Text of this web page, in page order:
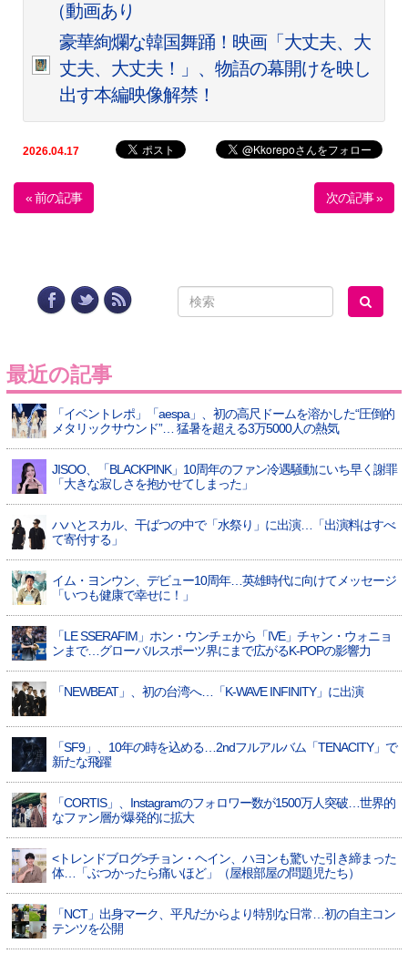
（動画あり
豪華絢爛な韓国舞踊！映画「大丈夫、大
丈夫、大丈夫！」、物語の幕開けを映し
出す本編映像解禁！
2026.04.17
« 前の記事 次の記事 »
最近の記事
「イベントレポ」「aespa」、初の高尺ドームを溶かした“圧倒的
メタリックサウンド”… 猛暑を超える3万5000人の熱気
JISOO、「BLACKPINK」10周年のファン冷遇騒動にいち早く謝罪
「大きな寂しさを抱かせてしまった」
ハハとスカル、干ばつの中で「水祭り」に出演…「出演料はすべ
て寄付する」
イム・ヨンウン、デビュー10周年…英雄時代に向けてメッセージ
「いつも健康で幸せに！」
「LE SSERAFIM」ホン・ウンチェから「IVE」チャン・ウォニョ
ンまで…グローバルスポーツ界にまで広がるK-POPの影響力
「NEWBEAT」、初の台湾へ…「K-WAVE INFINITY」に出演
「SF9」、10年の時を込める…2ndフルアルバム「TENACITY」で
新たな飛躍
「CORTIS」、Instagramのフォロワー数が1500万人突破…世界的
なファン層が爆発的に拡大
<トレンドブログ>チョン・ヘイン、ハヨンも驚いた引き締まった
体…「ぶつかったら痛いほど」（屋根部屋の問題児たち）
「NCT」出身マーク、平凡だからより特別な日常…初の自主コン
テンツを公開